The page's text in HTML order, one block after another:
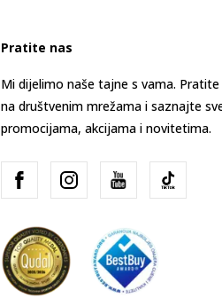
Pratite nas
Mi dijelimo naše tajne s vama. Pratite
na društvenim mrežama i saznajte
promocijama, akcijama i novitetima.